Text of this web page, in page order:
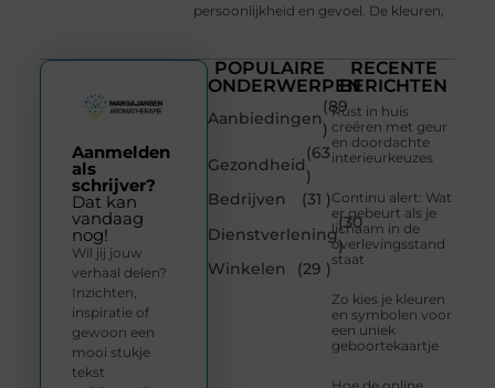
persoonlijkheid en gevoel. De kleuren,
POPULAIRE
ONDERWERPEN
Aanbiedingen
(89
)
Gezondheid
(63
)
Bedrijven
(31 )
Dienstverlening
(30
)
Winkelen
(29 )
RECENTE
BERICHTEN
Rust in huis
creëren met geur
en doordachte
interieurkeuzes
Continu alert: Wat
er gebeurt als je
lichaam in de
overlevingsstand
staat
Zo kies je kleuren
en symbolen voor
een uniek
geboortekaartje
Aanmelden
als
schrijver?
Dat kan
vandaag
nog!
Wil jij jouw
verhaal delen?
Inzichten,
inspiratie of
gewoon een
mooi stukje
tekst